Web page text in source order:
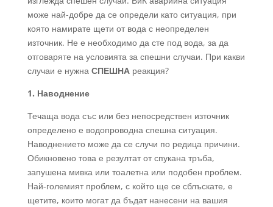
може най-добре да се определи като ситуация, при
която намирате щети от вода с неопределен
източник. Не е необходимо да сте под вода, за да
отговаряте на условията за спешни случаи. При какви
случаи е нужна СПЕШНАреакция?
1. Наводнение
Течаща вода със или без непосредствен източник
определено е водопроводна спешна ситуация.
Наводнението може да се случи по редица причини.
Обикновено това е резултат от спукана тръба,
запушена мивка или тоалетна или подобен проблем.
Най-големият проблем, с който ще се сблъскате, е
щетите, които могат да бъдат нанесени на вашия